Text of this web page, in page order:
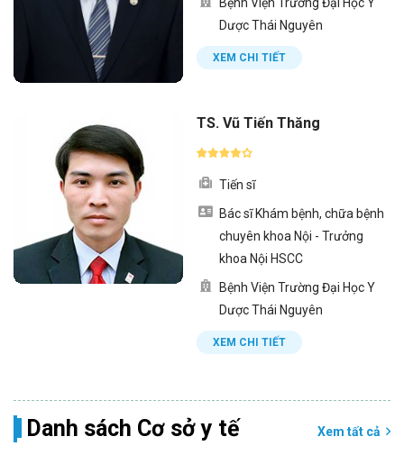
Dược Thái Nguyên
XEM CHI TIẾT
TS. Vũ Tiến Thăng
Tiến sĩ
Bác sĩ Khám bệnh, chữa bệnh
chuyên khoa Nội - Trưởng
khoa Nội HSCC
Bệnh Viện Trường Đại Học Y
Dược Thái Nguyên
XEM CHI TIẾT
Danh sách Cơ sở y tế Xem tất cả